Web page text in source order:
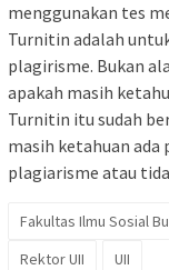
menggunakan tes
Turnitin adalah
plagirisme. Bukan
apakah masih
Turnitin itu sudah
masih ketahuan ada
plagiarisme atau
Fakultas Ilmu Sosial
Rektor UII
UII